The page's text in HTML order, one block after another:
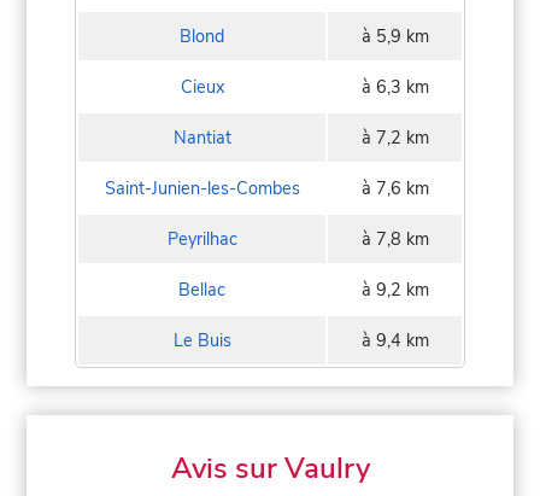
Blond à 5,9 km
Cieux à 6,3 km
Nantiat à 7,2 km
Saint-Junien-les-Combes à 7,6 km
Peyrilhac à 7,8 km
Bellac à 9,2 km
Le Buis à 9,4 km
Avis sur Vaulry